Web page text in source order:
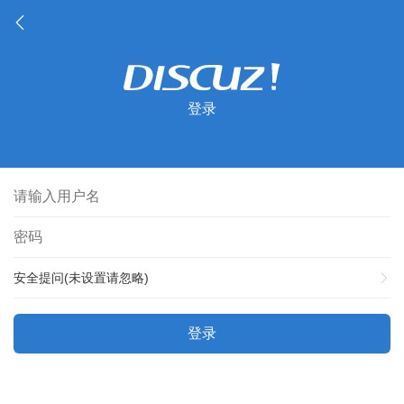
登录
安全提问(未设置请忽略)
登录